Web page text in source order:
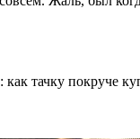
как тачку покруче